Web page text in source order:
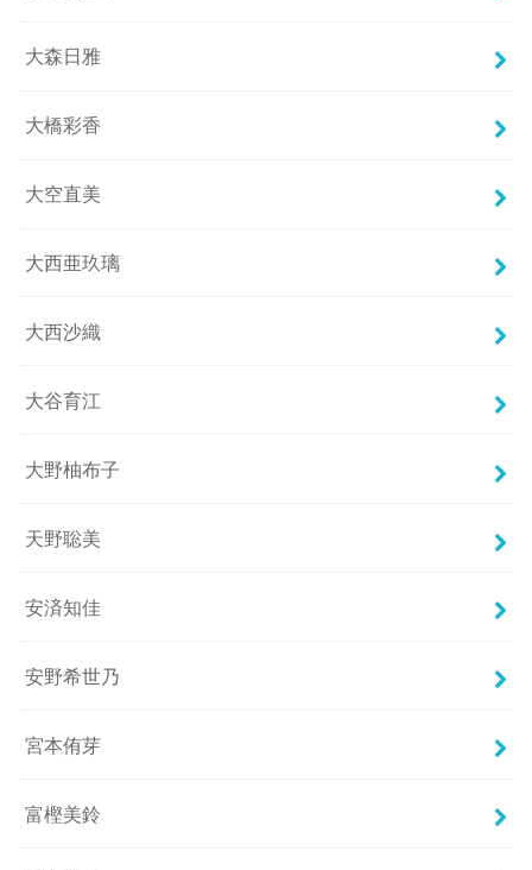
大森日雅
大橋彩香
大空直美
大西亜玖璃
大西沙織
大谷育江
大野柚布子
天野聡美
安済知佳
安野希世乃
宮本侑芽
富樫美鈴